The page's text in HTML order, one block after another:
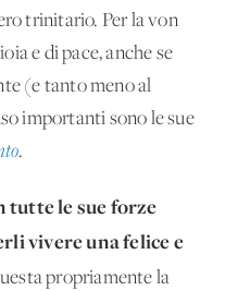
trinitario. Per la von
e di pace, anche se
(e tanto meno al
importanti sono le sue
.
tutte le sue forze
vivere una felice e
propriamente la